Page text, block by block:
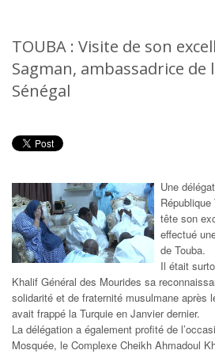
TOUBA : Visite de son
Sagman, ambassadrice de
Sénégal
Une
tête son
effectué
de Touba.
Il était
Khalif Général des Mourides sa
solidarité et de fraternité musulmane après
avait frappé la Turquie en Janvier dernier.
La délégation a également profité de
Mosquée, le Complexe Cheikh Ahmadoul